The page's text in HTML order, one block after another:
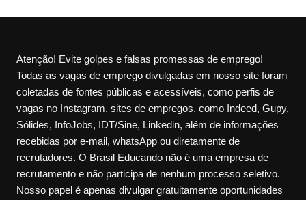
Atenção! Evite golpes e falsas promessas de emprego!
Todas as vagas de emprego divulgadas em nosso site foram
coletadas de fontes públicas e acessíveis, como perfis de
vagas no Instagram, sites de empregos, como Indeed, Gupy,
Sólides, InfoJobs, IDT/Sine, Linkedin, além de informações
recebidas por e-mail, whatsApp ou diretamente de
recrutadores. O Brasil Educando não é uma empresa de
recrutamento e não participa de nenhum processo seletivo.
Nosso papel é apenas divulgar gratuitamente oportunidades